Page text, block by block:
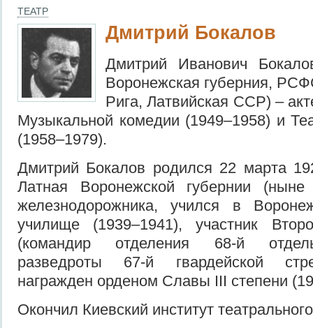
ТЕАТР
Дмитрий Бокалов
Дмитрий Иванович
Воронежская губерния,
Рига, Латвийская ССР) –
Музыкальной комедии (1949–1958) и
(1958–1979).
Дмитрий Бокалов родился 22 марта
Латная Воронежской губернии
железнодорожника, учился в
училище (1939–1941), участник
(командир отделения 68-й
разведроты 67-й гвардейской
награжден орденом Славы III степени
Окончил Киевский институт